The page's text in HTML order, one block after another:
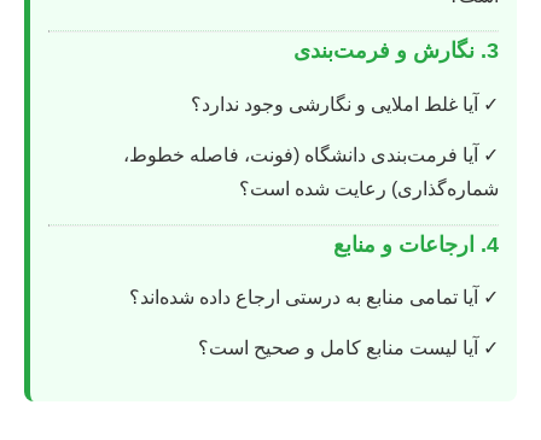
3. نگارش و فرمت‌بندی
✓ آیا غلط املایی و نگارشی وجود ندارد؟
✓ آیا فرمت‌بندی دانشگاه (فونت، فاصله خطوط،
شماره‌گذاری) رعایت شده است؟
4. ارجاعات و منابع
✓ آیا تمامی منابع به درستی ارجاع داده شده‌اند؟
✓ آیا لیست منابع کامل و صحیح است؟